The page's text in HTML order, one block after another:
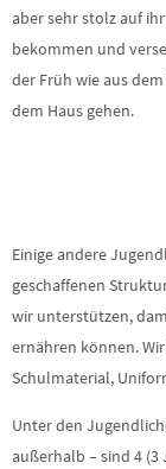
aber sehr stolz auf
bekommen und
der Früh wie aus
dem Haus gehen.
Einige andere
geschaffenen
wir unterstützen,
ernähren können.
Schulmaterial,
Unter den
außerhalb – sind 4 (3